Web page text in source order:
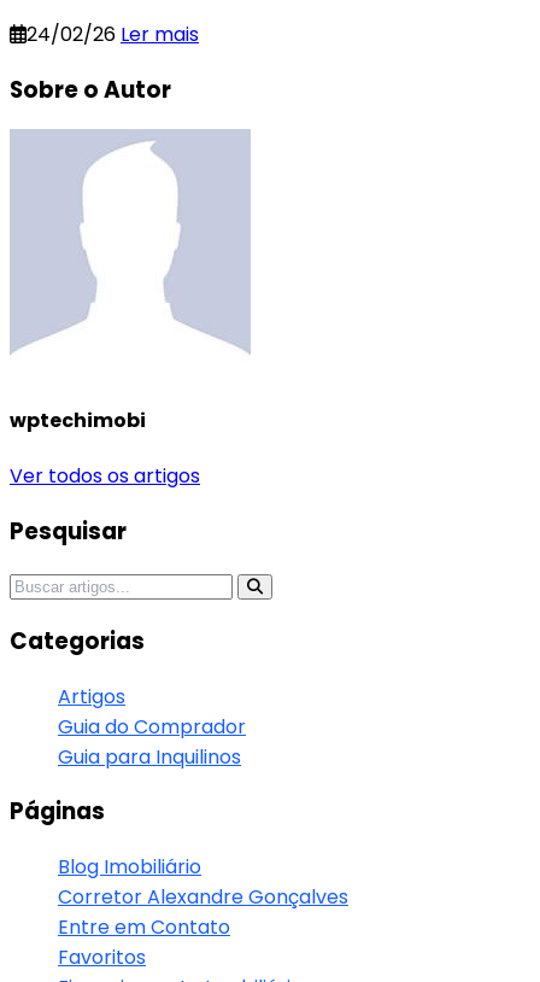
24/02/26 Ler mais
Sobre o Autor
wptechimobi
Ver todos os artigos
Sidebar
Pesquisar
Pesquisar por:
Categorias
Artigos
Guia do Comprador
Guia para Inquilinos
Páginas
Blog Imobiliário
Corretor Alexandre Gonçalves
Entre em Contato
Favoritos